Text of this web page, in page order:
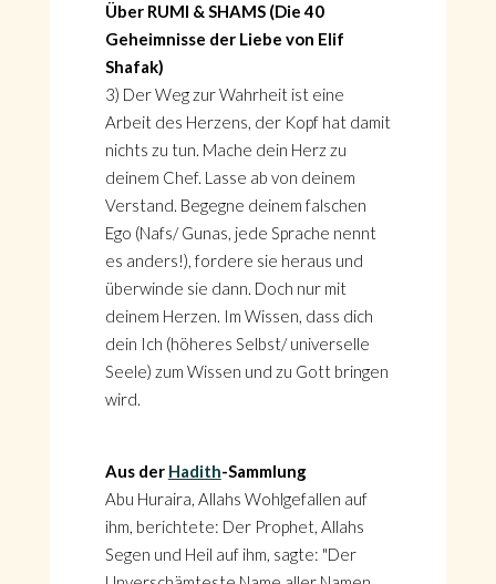
Über RUMI & SHAMS (Die 40
Geheimnisse der Liebe von Elif
Shafak)
3) Der Weg zur Wahrheit ist eine
Arbeit des Herzens, der Kopf hat damit
nichts zu tun. Mache dein Herz zu
deinem Chef. Lasse ab von deinem
Verstand. Begegne deinem falschen
Ego (Nafs/ Gunas, jede Sprache nennt
es anders!), fordere sie heraus und
überwinde sie dann. Doch nur mit
deinem Herzen. Im Wissen, dass dich
dein Ich (höheres Selbst/ universelle
Seele) zum Wissen und zu Gott bringen
wird.
Aus der Hadith-Sammlung
Abu Huraira, Allahs Wohlgefallen auf
ihm, berichtete: Der Prophet, Allahs
Segen und Heil auf ihm, sagte: "Der